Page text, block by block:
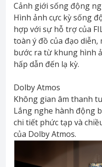
Cảnh giới sống động
Hình ảnh cực kỳ sống
hợp với sự hỗ trợ của
toàn ý đồ của đạo
bước ra từ khung hình
hấp dẫn đến lạ kỳ.
Dolby Atmos
Không gian âm thanh
Lắng nghe hành động
chi tiết phức tạp và
của Dolby Atmos.